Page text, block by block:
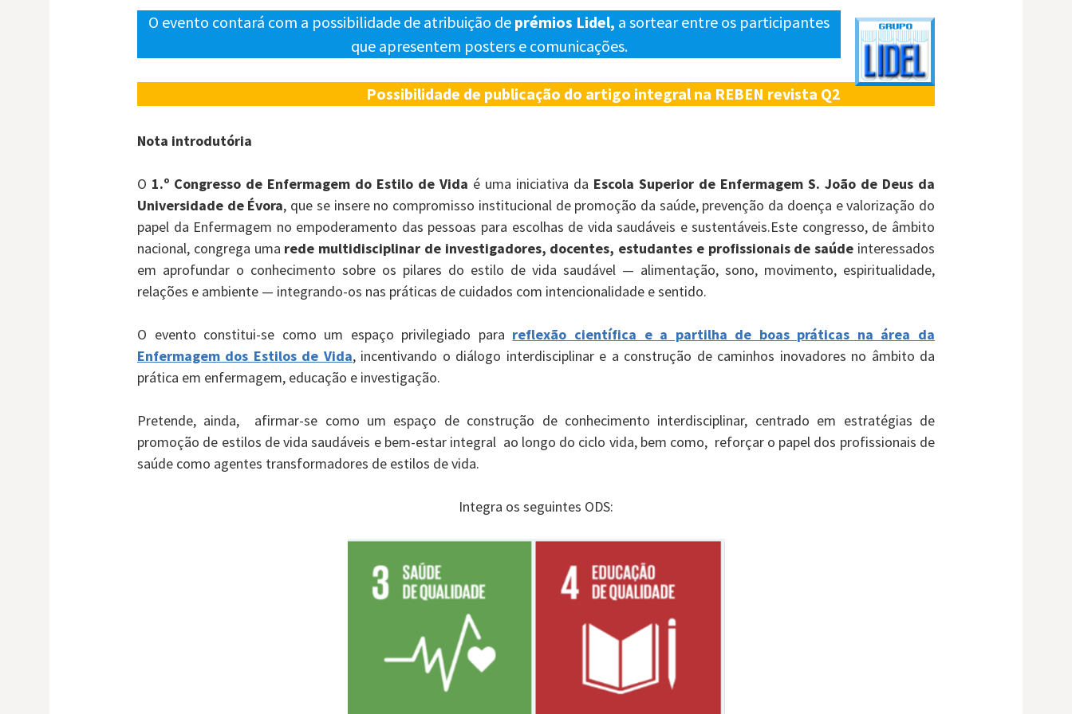
O evento contará com a possibilidade de atribuição de prémios Lidel, a sortear entre os participantes
que apresentem posters e comunicações.
Possibilidade de publicação do artigo integral na REBEN revista Q2
Nota introdutória
O 1.º Congresso de Enfermagem do Estilo de Vida é uma iniciativa da Escola Superior de Enfermagem S. João de Deus da
Universidade de Évora, que se insere no compromisso institucional de promoção da saúde, prevenção da doença e valorização do
papel da Enfermagem no empoderamento das pessoas para escolhas de vida saudáveis e sustentáveis.Este congresso, de âmbito
nacional, congrega uma rede multidisciplinar de investigadores, docentes, estudantes e profissionais de saúde interessados
em aprofundar o conhecimento sobre os pilares do estilo de vida saudável — alimentação, sono, movimento, espiritualidade,
relações e ambiente — integrando-os nas práticas de cuidados com intencionalidade e sentido.
O evento constitui-se como um espaço privilegiado para reflexão científica e a partilha de boas práticas na área da
Enfermagem dos Estilos de Vida, incentivando o diálogo interdisciplinar e a construção de caminhos inovadores no âmbito da
prática em enfermagem, educação e investigação.
Pretende, ainda, afirmar-se como um espaço de construção de conhecimento interdisciplinar, centrado em estratégias de
promoção de estilos de vida saudáveis e bem-estar integral ao longo do ciclo vida, bem como, reforçar o papel dos profissionais de
saúde como agentes transformadores de estilos de vida.
Integra os seguintes ODS: